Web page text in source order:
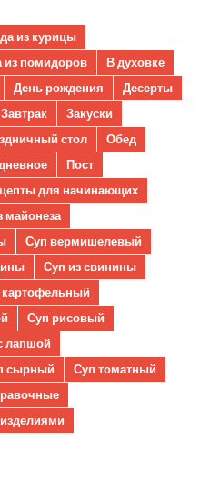
из курицы
из помидоров
В духовке
День рождения
Десерты
Завтрак
Закуски
стол
Обед
Пост
для начинающих
майонеза
Суп вермишелевый
Суп из свинины
Суп рисовый
лапшой
сырный
Суп томатный